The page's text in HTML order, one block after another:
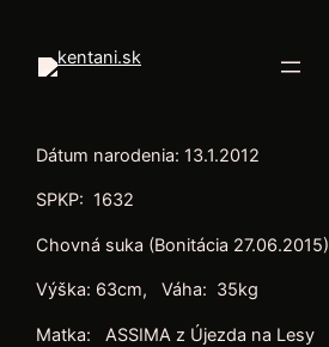
obsah
Dátum narodenia: 13.1.2012
SPKP: 1632
Chovná suka (Bonitácia 27.06.2015)
Výška: 63cm, Váha: 35kg
Matka: ASSIMA z Újezda na Lesy